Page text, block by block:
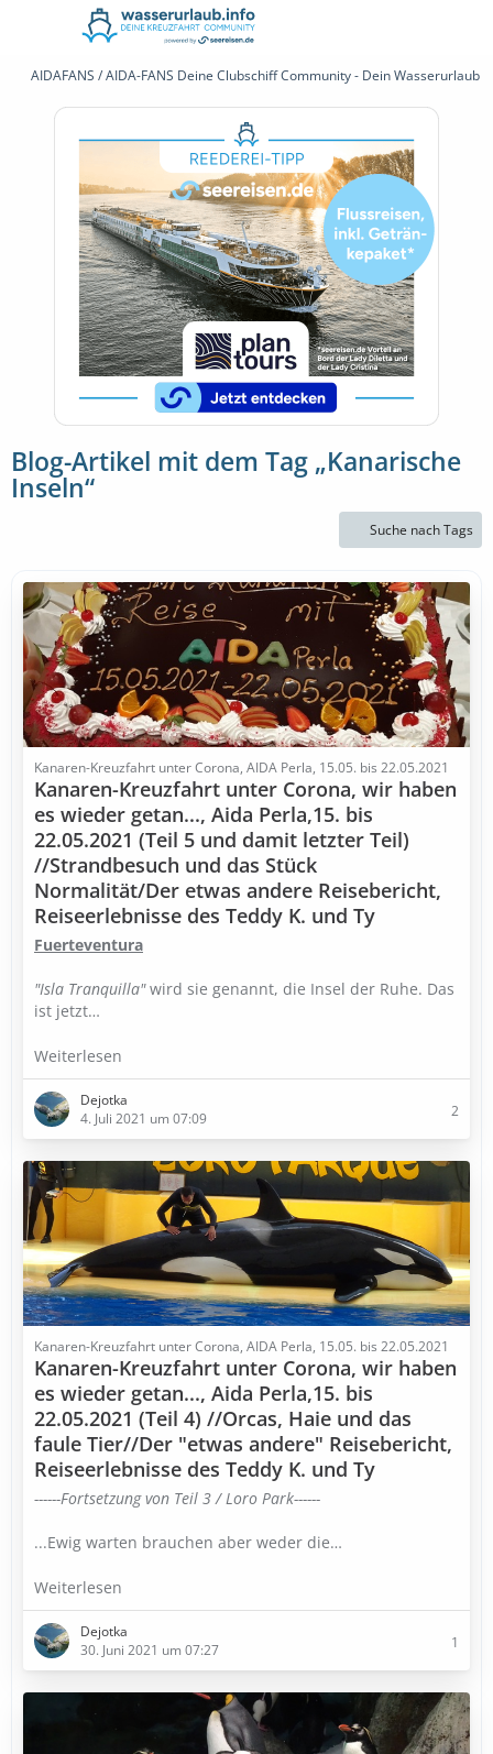
AIDAFANS / AIDA-FANS Deine Clubschiff Community - Dein Wasserurlaub
Blog-Artikel mit dem Tag „Kanarische
Inseln“
Suche nach Tags
Kanaren-Kreuzfahrt unter Corona, AIDA Perla, 15.05. bis 22.05.2021
Kanaren-Kreuzfahrt unter Corona, wir haben
es wieder getan..., Aida Perla,15. bis
22.05.2021 (Teil 5 und damit letzter Teil)
//Strandbesuch und das Stück
Normalität/Der etwas andere Reisebericht,
Reiseerlebnisse des Teddy K. und Ty
Fuerteventura
"Isla Tranquilla"wird sie genannt, die Insel der Ruhe. Das
ist jetzt…
Weiterlesen
Dejotka
4. Juli 2021 um 07:09
2
Kanaren-Kreuzfahrt unter Corona, AIDA Perla, 15.05. bis 22.05.2021
Kanaren-Kreuzfahrt unter Corona, wir haben
es wieder getan..., Aida Perla,15. bis
22.05.2021 (Teil 4) //Orcas, Haie und das
faule Tier//Der "etwas andere" Reisebericht,
Reiseerlebnisse des Teddy K. und Ty
------Fortsetzung von Teil 3 / Loro Park------
...Ewig warten brauchen aber weder die…
Weiterlesen
Dejotka
30. Juni 2021 um 07:27
1